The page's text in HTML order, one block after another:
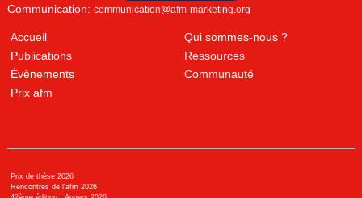
Communication: communication@afm-marketing.org
Accueil
Qui sommes-nous ?
Publications
Ressources
Évènements
Communauté
Prix afm
Prix de thèse 2026
Rencontres de l'afm 2026